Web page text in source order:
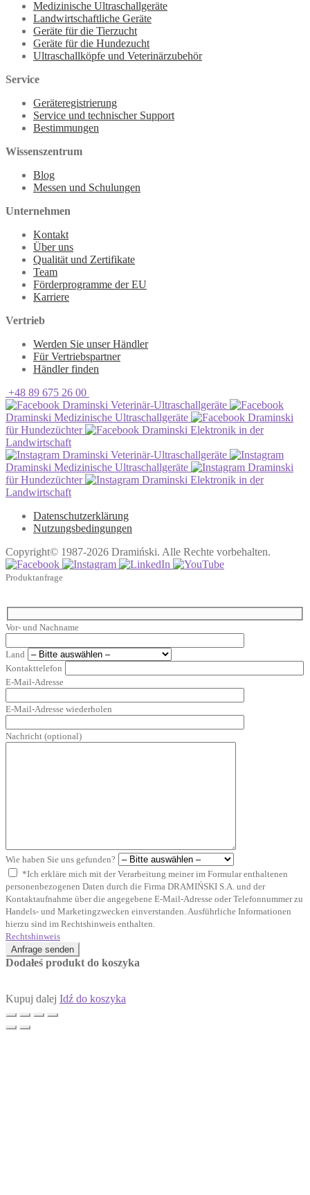
Medizinische Ultraschallgeräte
Landwirtschaftliche Geräte
Geräte für die Tierzucht
Geräte für die Hundezucht
Ultraschallköpfe und Veterinärzubehör
Service
Geräteregistrierung
Service und technischer Support
Bestimmungen
Wissenszentrum
Blog
Messen und Schulungen
Unternehmen
Kontakt
Über uns
Qualität und Zertifikate
Team
Förderprogramme der EU
Karriere
Vertrieb
Werden Sie unser Händler
Für Vertriebspartner
Händler finden
+48 89 675 26 00
Draminski Veterinär-Ultraschallgeräte
Draminski Medizinische Ultraschallgeräte
Draminski
für Hundezüchter
Draminski Elektronik in der
Landwirtschaft
Draminski Veterinär-Ultraschallgeräte
Draminski Medizinische Ultraschallgeräte
Draminski
für Hundezüchter
Draminski Elektronik in der
Landwirtschaft
Datenschutzerklärung
Nutzungsbedingungen
Copyright© 1987-2026 Dramiński. Alle Rechte vorbehalten.
Produktanfrage
Vor- und Nachname
Land
Kontakttelefon
E-Mail-Adresse
E-Mail-Adresse wiederholen
Nachricht (optional)
Wie haben Sie uns gefunden?
*Ich erkläre mich mit der Verarbeitung meiner im Formular enthaltenen
personenbezogenen Daten durch die Firma DRAMIŃSKI S.A. und der
Kontaktaufnahme über die angegebene E-Mail-Adresse oder Telefonnummer zu
Handels- und Marketingzwecken einverstanden. Ausführliche Informationen
hierzu sind im Rechtshinweis enthalten.
Rechtshinweis
Anfrage senden
Dodałeś produkt do koszyka
Kupuj dalej Idź do koszyka